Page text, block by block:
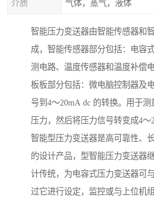
介质 气体，蒸气，液体
智能压力变送器由智能传感器和
成，智能传感器部分包括：电容
测电路、温度传感器和温度补偿
板板部分包括：微电脑控制器及
号到4～20mA dc 的转换。用于
压力，然后将压力信号转变成4～
智能型压力变送器是高可靠性、
的设计产品，型智能压力变送器
计传统，为电容式压力变送器可
过它进行设定，监控或与上位机